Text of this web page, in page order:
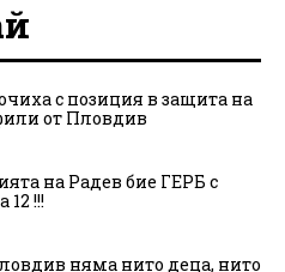
с позиция в защита на
от Пловдив
на Радев бие ГЕРБ с
12 !!!
няма нито деца, нито